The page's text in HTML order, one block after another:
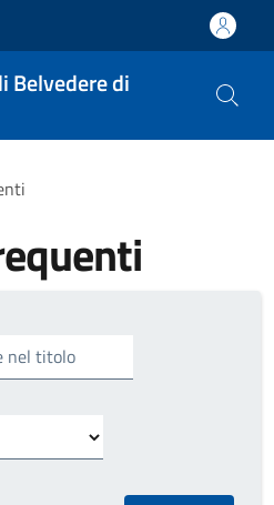
Belvedere di
nel titolo